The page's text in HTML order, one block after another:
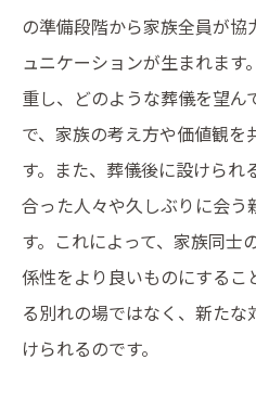
の準備段階から家族全員が協
ュニケーションが生まれま
重し、どのような葬儀を望ん
で、家族の考え方や価値観を
す。また、葬儀後に設けられ
合った人々や久しぶりに会う
す。これによって、家族同士
係性をより良いものにするこ
る別れの場ではなく、新た
けられるのです。